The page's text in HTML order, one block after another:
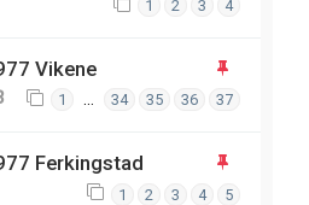
1 2 3 4
Vikene
1 … 34 35 36 37
Ferkingstad
1 2 3 4 5